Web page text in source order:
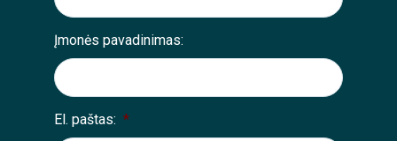
Įmonės pavadinimas:
El. paštas: *